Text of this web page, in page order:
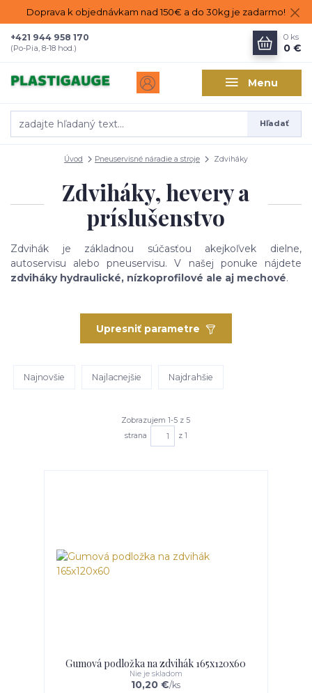
Doprava k objednávkam nad 150€ a do 30kg je zadarmo!
Menu
Hľadať
+421 944 958 170
(Po-Pia, 8-18 hod.)
0 ks
0 €
Úvod Pneuservisné náradie a stroje Zdviháky
Zdviháky, hevery a
príslušenstvo
Zdvihák je základnou súčasťou akejkoľvek dielne,
autoservisu alebo pneuservisu. V našej ponuke nájdete
zdviháky hydraulické, nízkoprofilové ale aj mechové.
Upresniť parametre
Najnovšie Najlacnejšie Najdrahšie
Zobrazujem 1-5 z 5
strana
z 1
Gumová podložka na zdvihák 165x120x60
10,20 €/ks
Nie je skladom